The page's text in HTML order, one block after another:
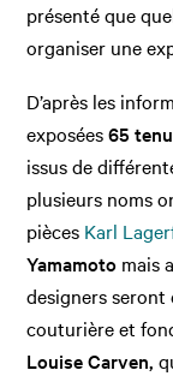
présenté que
organiser une
D’après les
exposées65
issus de
plusieurs noms
pièces Karl
Yamamoto mais
designers seront
couturière et
Louise Carven,